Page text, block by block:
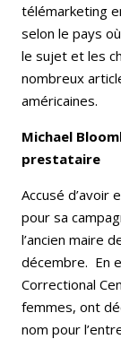
télémarketing
selon le pays
le sujet et les
nombreux
américaines.
Michael
prestataire
Accusé d’avoir
pour sa
l’ancien maire
décembre. En
Correctional
femmes, ont
nom pour